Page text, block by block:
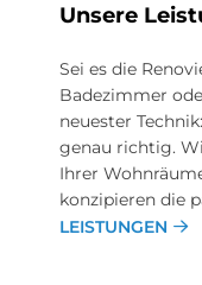
Unsere
Sei es die
Badezimmer
neuester
genau richtig.
Ihrer
konzipieren die
LEISTUNGEN